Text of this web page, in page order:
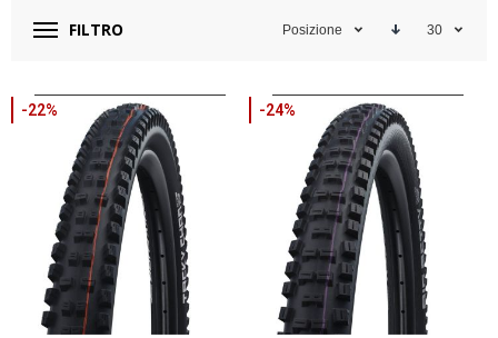
FILTRO Posizione 30
-22% -24%